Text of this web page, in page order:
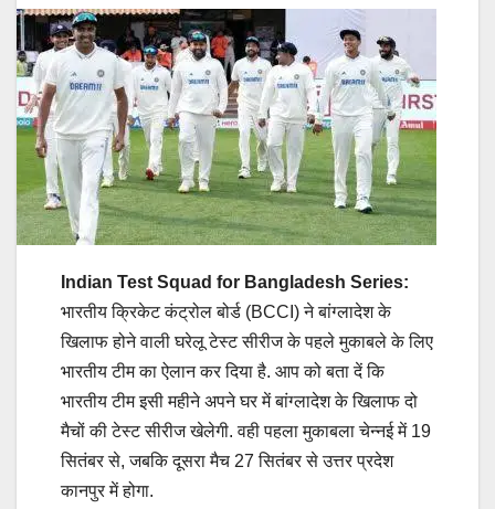
Indian Test Squad for Bangladesh Series:
भारतीय क्रिकेट कंट्रोल बोर्ड (BCCI) ने बांग्लादेश के
खिलाफ होने वाली घरेलू टेस्ट सीरीज के पहले मुकाबले के लिए
भारतीय टीम का ऐलान कर दिया है. आप को बता दें कि
भारतीय टीम इसी महीने अपने घर में बांग्लादेश के खिलाफ दो
मैचों की टेस्ट सीरीज खेलेगी. वही पहला मुकाबला चेन्नई में 19
स‍ितंबर से, जबकि दूसरा मैच 27 स‍ितंबर से उत्तर प्रदेश
कानपुर में होगा.